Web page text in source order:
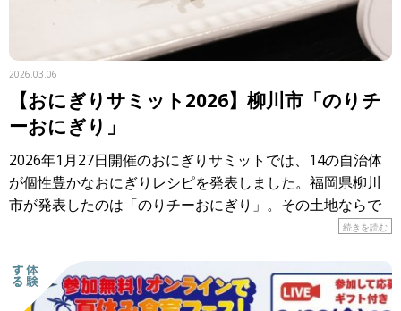
2026.03.06
【おにぎりサミット2026】柳川市「のりチ
ーおにぎり」
2026年1月27日開催のおにぎりサミットでは、14の自治体
が個性豊かなおにぎりレシピを発表しました。福岡県柳川
市が発表したのは「のりチーおにぎり」。その土地ならで
はの食材や工夫に注目しながら、レシピを紹介します。 &n
続きを読む